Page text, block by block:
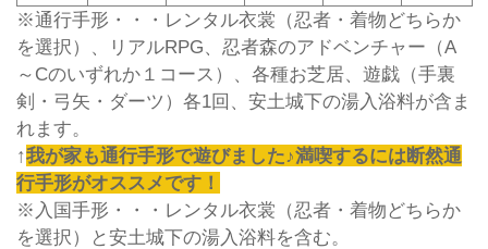
※通行手形・・・レンタル衣裳（忍者・着物どちらか
を選択）、リアルRPG、忍者森のアドベンチャー（A
～Cのいずれか１コース）、各種お芝居、遊戯（手裏
剣・弓矢・ダーツ）各1回、安土城下の湯入浴料が含ま
れます。
↑我が家も通行手形で遊びました♪満喫するには断然通
行手形がオススメです！
※入国手形・・・レンタル衣裳（忍者・着物どちらか
を選択）と安土城下の湯入浴料を含む。